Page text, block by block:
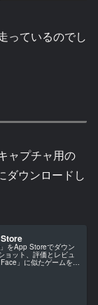
っているのでし
ャプチャ用の
ダウンロードし
をApp Storeでダウン
ョット、評価とレビュ
」に似たゲームを見